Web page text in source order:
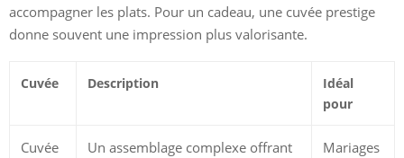
accompagner les plats. Pour un cadeau, une cuvée prestige
donne souvent une impression plus valorisante.
Cuvée Description
Idéal
pour
Cuvée
Un assemblage complexe offrant
Mariages